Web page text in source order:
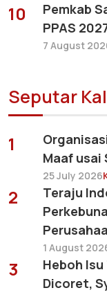
10
Pemkab
PPAS
7 August
Seputar
1
Maaf usai
25 July 2026
2
Teraju
1 August
3
Heboh
Dicoret,